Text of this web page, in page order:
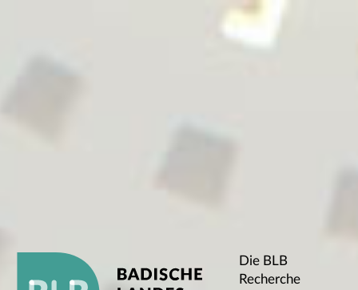
Die BLB
Recherche